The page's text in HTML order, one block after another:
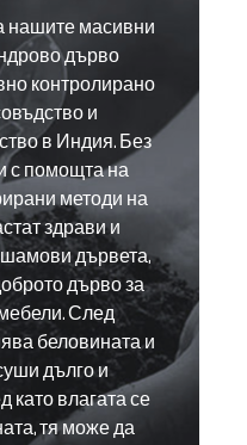
нашите масивни
дърво
контролирано
и
в Индия. Без
с помощта на
методи на
здрави и
дървета,
дърво за
След
беловината и
дълго и
като влагата се
тя може да